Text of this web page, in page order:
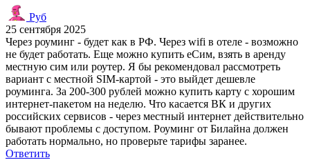
Руб
25 сентября 2025
Через роуминг - будет как в РФ. Через wifi в отеле - возможно
не будет работать. Еще можно купить еСим, взять в аренду
местную сим или роутер. Я бы рекомендовал рассмотреть
вариант с местной SIM-картой - это выйдет дешевле
роуминга. За 200-300 рублей можно купить карту с хорошим
интернет-пакетом на неделю. Что касается ВК и других
российских сервисов - через местный интернет действительно
бывают проблемы с доступом. Роуминг от Билайна должен
работать нормально, но проверьте тарифы заранее.
Ответить